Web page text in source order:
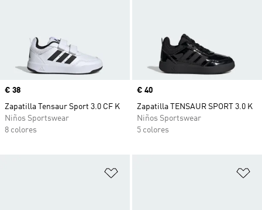
Precio
€ 38
Zapatilla Tensaur Sport 3.0 CF K
Niños Sportswear
8 colores
Precio
€ 40
Zapatilla TENSAUR SPORT 3.0 K
Niños Sportswear
5 colores